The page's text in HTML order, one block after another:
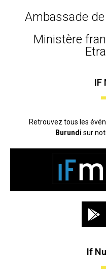
Ambassade
Ministère
IF
Retrouvez tous les
Burundi sur
If